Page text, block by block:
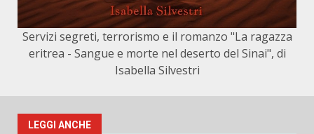
Servizi segreti, terrorismo e il romanzo "La ragazza
eritrea - Sangue e morte nel deserto del Sinai", di
Isabella Silvestri
LEGGI ANCHE